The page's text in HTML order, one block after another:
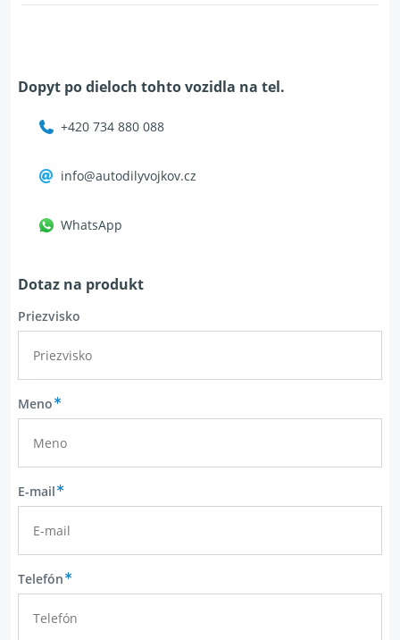
Dopyt po dieloch tohto vozidla na tel.
+420 734 880 088
info@autodilyvojkov.cz
WhatsApp
Dotaz na produkt
Priezvisko
Meno
E-mail
Telefón